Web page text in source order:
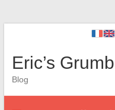
Eric’s
Blog